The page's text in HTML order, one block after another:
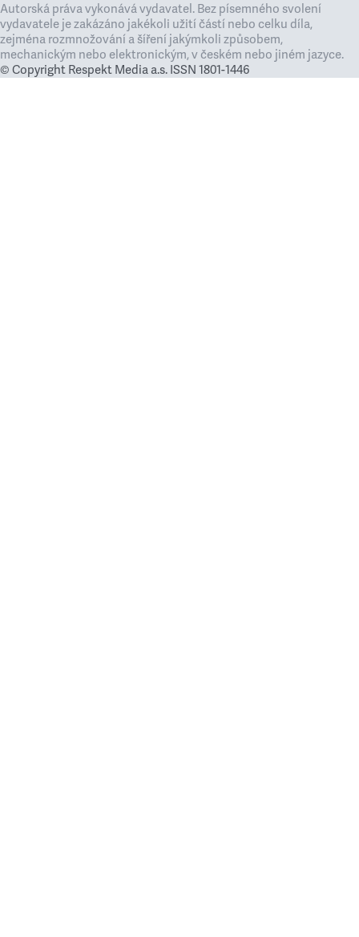
Autorská práva vykonává vydavatel. Bez písemného svolení
vydavatele je zakázáno jakékoli užití částí nebo celku díla,
zejména rozmnožování a šíření jakýmkoli způsobem,
mechanickým nebo elektronickým, v českém nebo jiném jazyce.
© Copyright Respekt Media a.s. ISSN 1801-1446